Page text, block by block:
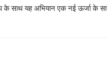
के साथ यह अभियान एक नई ऊर्जा के